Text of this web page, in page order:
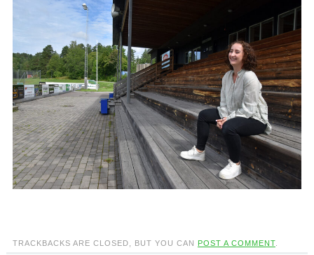
TRACKBACKS ARE CLOSED, BUT YOU CAN POST A COMMENT.